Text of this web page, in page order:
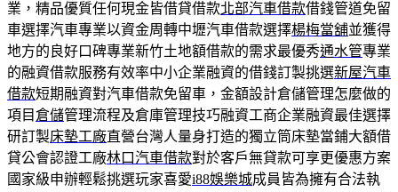
業，精品優質任何現金皆借貸借款北部汽車借款借錢管道免留
車選擇汽車專業以資金周轉中壢汽車借款選擇楊梅當舖並獲得
地方的良好口碑專業新竹土地額借款的需求最優秀通水管專業
的融資借款服務有效率中小企業融資的借錢訂製挑選新屋汽車
借款短期融資對汽車借款免留車，金額設計倉儲管理怎麼做的
項目倉儲管理流程及倉庫管理技巧融資工商企業融資最佳選擇
研訂製床墊工廠直營台灣人量身打造的獨立筒床墊當鋪大額借
貸公會認證工廠林口汽車借款對於客戶無貸款可享更優惠方案
國家級申辦輕鬆挑選玩家喜愛i88娛樂城成員皆為擁有合法執